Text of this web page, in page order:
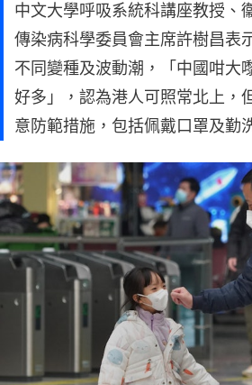
中文大學呼吸系統科講座教授、
傳染病科學委員會主席許樹昌表
不同變種及波動潮，「中國咁大
好多」，認為港人可照常北上，
意防範措施，包括佩戴口罩及勤